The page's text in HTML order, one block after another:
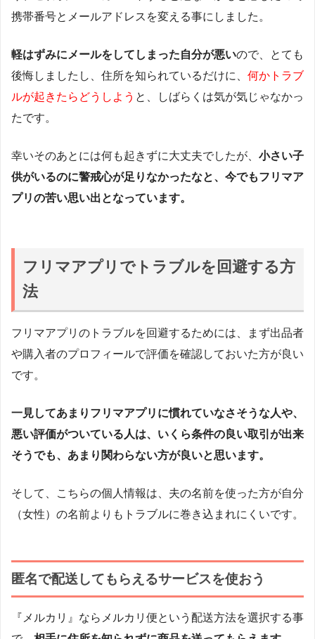
携帯番号とメールアドレスを変える事にしました。
軽はずみにメールをしてしまった自分が悪いので、とても
後悔しましたし、住所を知られているだけに、 何かトラブ
ルが起きたらどうしよう と、しばらくは気が気じゃなかっ
たです。
幸いそのあとには何も起きずに大丈夫でしたが、 小さい子
供がいるのに警戒心が足りなかったなと、今でもフリマア
プリの苦い思い出となっています。
フリマアプリでトラブルを回避する方
法
フリマアプリのトラブルを回避するためには、まず出品者
や購入者のプロフィールで評価を確認しておいた方が良い
です。
一見してあまりフリマアプリに慣れていなさそうな人や、
悪い評価がついている人は、いくら条件の良い取引が出来
そうでも、あまり関わらない方が良いと思います。
そして、こちらの個人情報は、夫の名前を使った方が自分
（女性）の名前よりもトラブルに巻き込まれにくいです。
匿名で配送してもらえるサービスを使おう
『メルカリ』ならメルカリ便という配送方法を選択する事